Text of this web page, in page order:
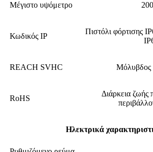
Μέγιστο υψόμετρο
Κωδικός IP
Πιστόλι φόρτισης
REACH SVHC Μόλυβδος
RoHS
Διάρκεια ζωής
Ηλεκτρικά